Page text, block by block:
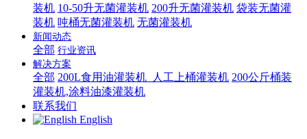
装机 10-50升无菌灌装机 200升无菌灌装机 袋装无菌灌
装机 吨桶无菌灌装机 无菌灌装机
新闻动态
全部 行业资讯
解决方案
全部 200L食用油灌装机_人工上桶灌装机 200公斤桶装
灌装机,涂料油漆灌装机
联系我们
English